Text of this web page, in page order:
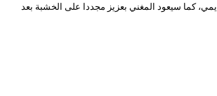
كما سيعود المغني بعزيز مجددا على الخشبة بعد